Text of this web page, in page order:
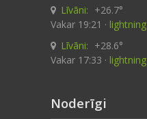
Līvāni: +26.7°
Vakar 19:21 · lightning
Līvāni: +28.6°
Vakar 17:33 · lightning
Noderīgi